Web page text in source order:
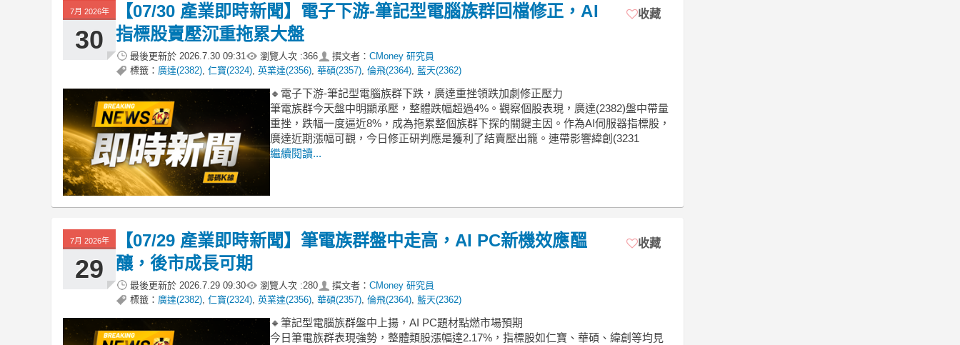
7月 2026年
30
【07/30 產業即時新聞】電子下游-筆記型電腦族群回檔修正，AI
指標股賣壓沉重拖累大盤
最後更新於 2026.7.30 09:31 瀏覽人次 :366 撰文者： CMoney 研究員
標籤： 廣達(2382) 仁寶(2324) 英業達(2356) 華碩(2357) 倫飛(2364) 藍天(2362)
收藏
🔸電子下游-筆記型電腦族群下跌，廣達重挫領跌加劇修正壓力
筆電族群今天盤中明顯承壓，整體跌幅超過4%。觀察個股表現，廣達(2382)盤中帶量
重挫，跌幅一度逼近8%，成為拖累整個族群下探的關鍵主因。作為AI伺服器指標股，
廣達近期漲幅可觀，今日修正研判應是獲利了結賣壓出籠。連帶影響緯創(3231
繼續閱讀...
7月 2026年
29
【07/29 產業即時新聞】筆電族群盤中走高，AI PC新機效應醞
釀，後市成長可期
最後更新於 2026.7.29 09:30 瀏覽人次 :280 撰文者： CMoney 研究員
標籤： 廣達(2382) 仁寶(2324) 英業達(2356) 華碩(2357) 倫飛(2364) 藍天(2362)
收藏
🔸筆記型電腦族群盤中上揚，AI PC題材點燃市場預期
今日筆電族群表現強勢，整體類股漲幅達2.17%，指標股如仁寶、華碩、緯創等均見